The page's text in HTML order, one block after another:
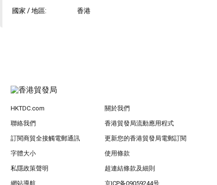
國家 / 地區:
香港
HKTDC.com 關於我們
聯絡我們 香港貿發局流動應用程式
訂閱商貿全接觸電郵通訊 更新您的香港貿發局電郵訂閱
字體大小 使用條款
私隱政策聲明 超連結條款及細則
網站導航 京ICP备09059244号